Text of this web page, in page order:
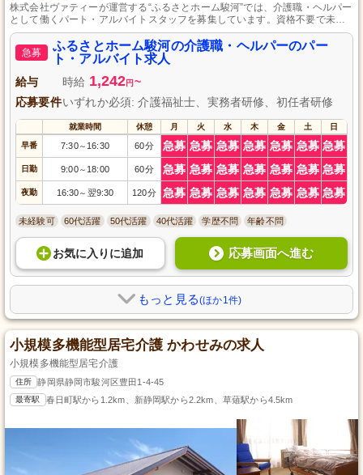
株式会社ヴァティーが運営する“ふるさとホーム駿河”では、介護職・ヘルパー
として働くパート・アルバイトスタッフを募集しています。資格不要で未経
験者も大歓迎！サービス付き高齢者向け住宅で、温かい心と笑顔で入居者様
のお手伝いをしてみませんか？皆様のご応募をお待ちしております。
急募
ふるさとホーム駿河の介護職・ヘルパーのパー
ト・アルバイト求人
給与 時給 1,242円 ~
応募要件いずれか必須: 介護福祉士、実務者研修、初任者研修
就業時間 休憩 月 火 水 木 金 土 日
早番 7:30～ 16:30 60分 急募 急募 急募 急募 急募 急募 急募
日勤 9:00～ 18:00 60分 急募 急募 急募 急募 急募 急募 急募
夜勤 16:30～ 翌9:30 120分 急募 急募 急募 急募 急募 急募 急募
未経験可 60代活躍 50代活躍 40代活躍 学歴不問 年齢不問
お気に入り に追加 応募画面へ進む
もっと見る(ほか1件)
小規模多機能型居宅介護 かわせみの求人
小規模多機能型居宅介護
住所 静岡県静岡市駿河区豊田1-4-45
最寄駅 春日町駅から1.2km、新静岡駅から2.2km、草薙駅から4.5km